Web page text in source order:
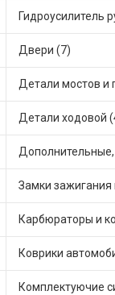
Гидроусилитель
Двери (7)
Детали мостов и
Детали ходовой
Замки зажигания
Карбюраторы и
Коврики
Комплектуючие